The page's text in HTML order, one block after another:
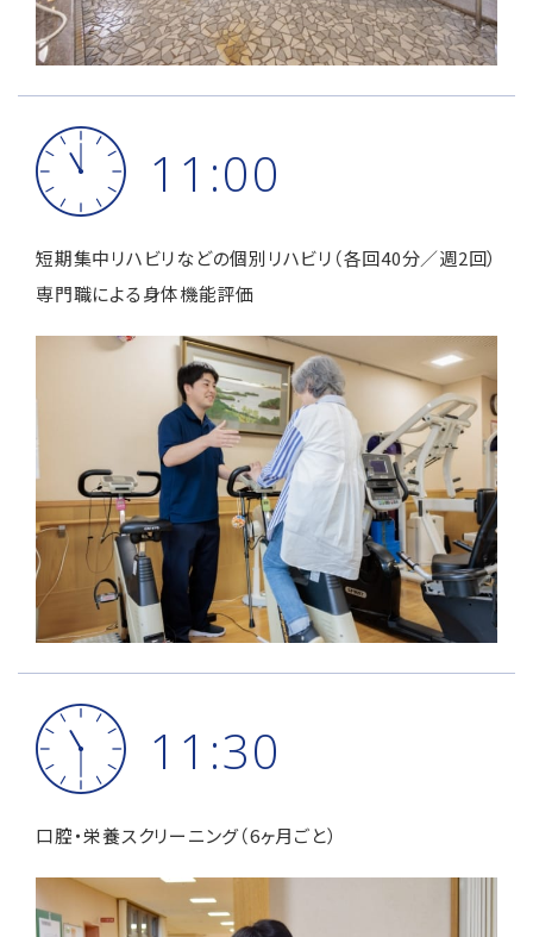
11:00
短期集中リハビリなどの個別リハビリ（各回40分／週2回）
専門職による身体機能評価
11:30
口腔・栄養スクリーニング（6ヶ月ごと）